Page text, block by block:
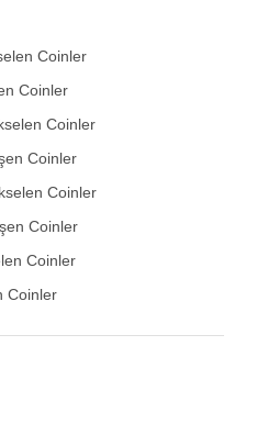
Coinler
Coinler
Coinler
Coinler
Coinler
Coinler
Coinler
Coinler